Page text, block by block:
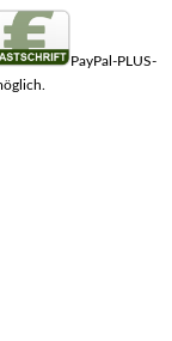
PayPal-PLUS-